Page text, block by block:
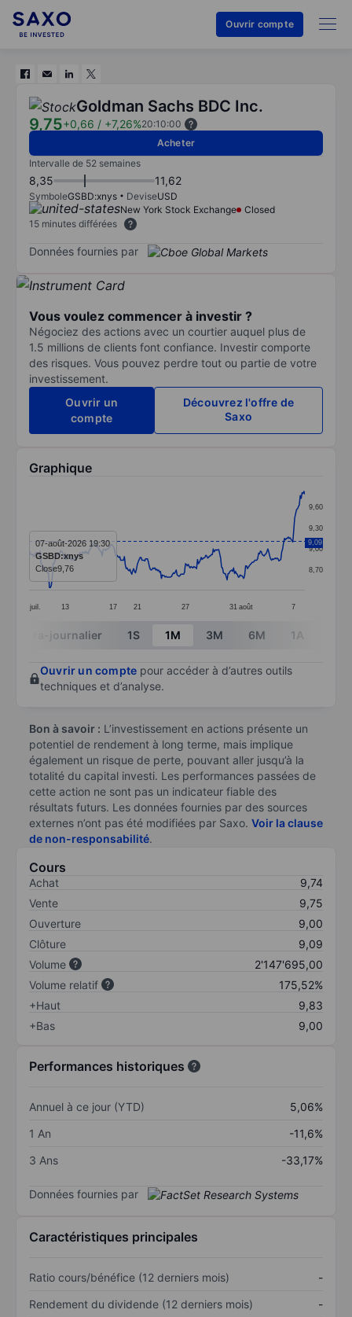
Ouvrir compte
Goldman Sachs BDC Inc.
9,75+0,66 / +7,26%20:10:00
Acheter
Intervalle de 52 semaines
8,35 11,62
SymboleGSBD:xnys DeviseUSD
New York Stock Exchange
Closed
15 minutes différées
Données fournies par
Vous voulez commencer à investir ?
Négociez des actions avec un courtier auquel plus de
1.5 millions de clients font confiance. Investir comporte
des risques. Vous pouvez perdre tout ou partie de votre
investissement.
Ouvrir un
compte
Découvrez l'offre de
Saxo
Graphique
The chart has 1 X axis displaying categories.
The chart has 1 Y axis displaying values. Data
juil. 13 17 21 27 31 août 7
8,70
9,00
9,30
9,60
9,09
07-août-2026 19:30
GSBD:xnys
Close9,76
End of interactive chart.
Intra-journalier 1S 1M 3M 6M 1A
Ouvrir un compte pour accéder à d’autres outils
techniques et d’analyse.
Bon à savoir : L’investissement en actions présente un
potentiel de rendement à long terme, mais implique
également un risque de perte, pouvant aller jusqu’à la
totalité du capital investi. Les performances passées de
cette action ne sont pas un indicateur fiable des
résultats futurs. Les données fournies par des sources
externes n’ont pas été modifiées par Saxo. Voir la clause
de non-responsabilité.
Cours
Achat
9,74
Vente
9,75
Ouverture
9,00
Clôture
9,09
Volume
2'147'695,00
Volume relatif
175,52%
+Haut
9,83
+Bas
9,00
Performances historiques
Annuel à ce jour (YTD)
5,06%
1 An
-11,6%
3 Ans
-33,17%
Données fournies par
Caractéristiques principales
Ratio cours/bénéfice (12 derniers mois)
-
Rendement du dividende (12 derniers mois)
-